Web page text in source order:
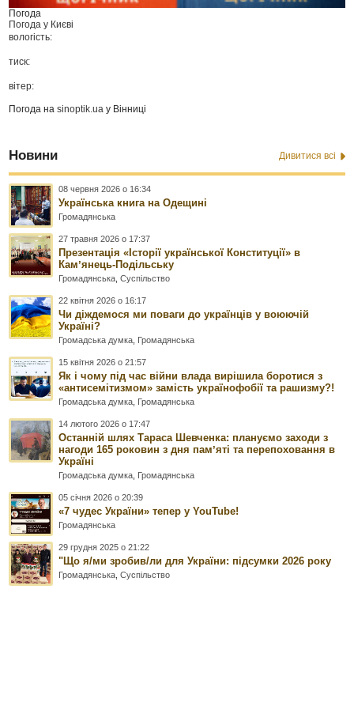
Погода
Погода у Києві
вологість:
тиск:
вітер:
Погода наsinoptik.ua у Вінниці
Новини Дивитися всі
08 червня 2026 о 16:34
Українська книга на Одещині
Громадянська
27 травня 2026 о 17:37
Презентація «Історії української Конституції» в
Камʼянець-Подільську
Громадянська ,Суспільство
22 квітня 2026 о 16:17
Чи діждемося ми поваги до українців у воюючій
Україні?
Громадська думка Громадянська
15 квітня 2026 о 21:57
Як і чому під час війни влада вирішила боротися з
«антисемітизмом» замість українофобії та рашизму?!
Громадська думка Громадянська
14 лютого 2026 о 17:47
Останній шлях Тараса Шевченка: плануємо заходи з
нагоди 165 роковин з дня памʼяті та перепоховання в
Україні
Громадська думка Громадянська
05 січня 2026 о 20:39
«7 чудес України» тепер у YouTube!
Громадянська
29 грудня 2025 о 21:22
"Що я/ми зробив/ли для України: підсумки 2026 року
Громадянська ,Суспільство